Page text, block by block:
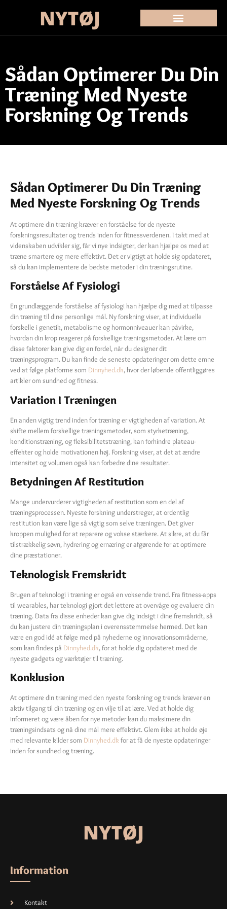
Sådan Optimerer Du Din
Træning Med Nyeste
Forskning Og Trends
Sådan Optimerer Du Din Træning
Med Nyeste Forskning Og Trends
At optimere din træning kræver en forståelse for de nyeste
forskningsresultater og trends inden for fitnessverdenen. I takt med at
videnskaben udvikler sig, får vi nye indsigter, der kan hjælpe os med at
træne smartere og mere effektivt. Det er vigtigt at holde sig opdateret,
så du kan implementere de bedste metoder i din træningsrutine.
Forståelse Af Fysiologi
En grundlæggende forståelse af fysiologi kan hjælpe dig med at tilpasse
din træning til dine personlige mål. Ny forskning viser, at individuelle
forskelle i genetik, metabolisme og hormonniveauer kan påvirke,
hvordan din krop reagerer på forskellige træningsmetoder. At lære om
disse faktorer kan give dig en fordel, når du designer dit
træningsprogram. Du kan finde de seneste opdateringer om dette emne
ved at følge platforme som Dinnyhed.dk, hvor der løbende offentliggøres
artikler om sundhed og fitness.
Variation I Træningen
En anden vigtig trend inden for træning er vigtigheden af variation. At
skifte mellem forskellige træningsmetoder, som styrketræning,
konditionstræning, og fleksibilitetstræning, kan forhindre plateau-
effekter og holde motivationen høj. Forskning viser, at det at ændre
intensitet og volumen også kan forbedre dine resultater.
Betydningen Af Restitution
Mange undervurderer vigtigheden af restitution som en del af
træningsprocessen. Nyeste forskning understreger, at ordentlig
restitution kan være lige så vigtig som selve træningen. Det giver
kroppen mulighed for at reparere og vokse stærkere. At sikre, at du får
tilstrækkelig søvn, hydrering og ernæring er afgørende for at optimere
dine præstationer.
Teknologisk Fremskridt
Brugen af teknologi i træning er også en voksende trend. Fra fitness-apps
til wearables, har teknologi gjort det lettere at overvåge og evaluere din
træning. Data fra disse enheder kan give dig indsigt i dine fremskridt, så
du kan justere din træningsplan i overensstemmelse hermed. Det kan
være en god idé at følge med på nyhederne og innovationsområderne,
som kan findes på Dinnyhed.dk, for at holde dig opdateret med de
nyeste gadgets og værktøjer til træning.
Konklusion
At optimere din træning med den nyeste forskning og trends kræver en
aktiv tilgang til din træning og en vilje til at lære. Ved at holde dig
informeret og være åben for nye metoder kan du maksimere din
træningsindsats og nå dine mål mere effektivt. Glem ikke at holde øje
med relevante kilder som Dinnyhed.dk for at få de nyeste opdateringer
inden for sundhed og træning.
Information
Kontakt